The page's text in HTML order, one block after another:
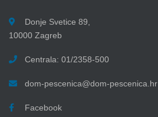
Donje Svetice 89,
10000 Zagreb
Centrala: 01/2358-500
dom-pescenica@dom-pescenica.hr
Facebook